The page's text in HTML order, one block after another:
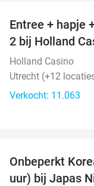
Entree + hapje
2 bij Holland
Holland Casino
Utrecht (+12
Verkocht: 11.063
Onbeperkt
uur) bij Japas